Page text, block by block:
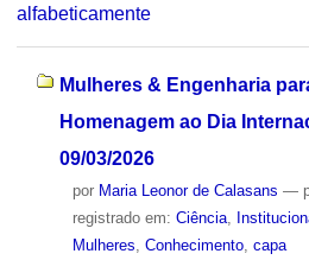
alfabeticamente
Mulheres & Engenharia
Homenagem ao Dia
09/03/2026
por Maria Leonor de Calasans —
registrado em: Ciência,
Mulheres Conhecimento, capa